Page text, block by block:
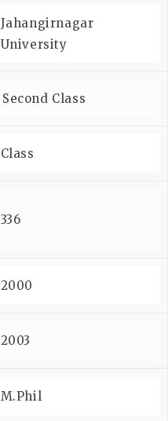
Jahangirnagar
University
Second Class
Class
336
2000
2003
M.Phil